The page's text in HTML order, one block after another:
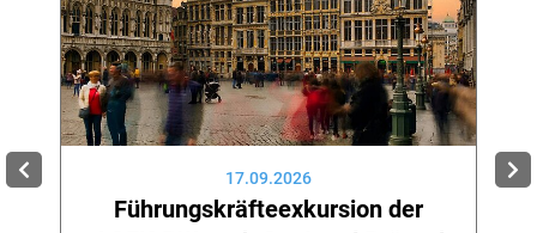
17.09.2026
Führungskräfteexkursion der